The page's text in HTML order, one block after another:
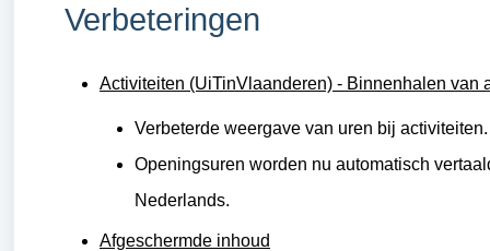
Verbeteringen
Activiteiten (UiTinVlaanderen) - Binnenhalen van
Verbeterde weergave van uren bij
Openingsuren worden nu automatisch
Nederlands.
Afgeschermde inhoud